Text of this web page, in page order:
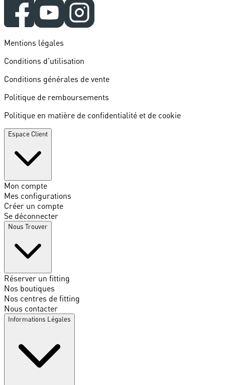
Mentions légales
Conditions d'utilisation
Conditions générales de vente
Politique de remboursements
Politique en matière de confidentialité et de cookie
Espace Client
Mon compte
Mes configurations
Créer un compte
Se déconnecter
Nous Trouver
Réserver un fitting
Nos boutiques
Nos centres de fitting
Nous contacter
Informations Légales